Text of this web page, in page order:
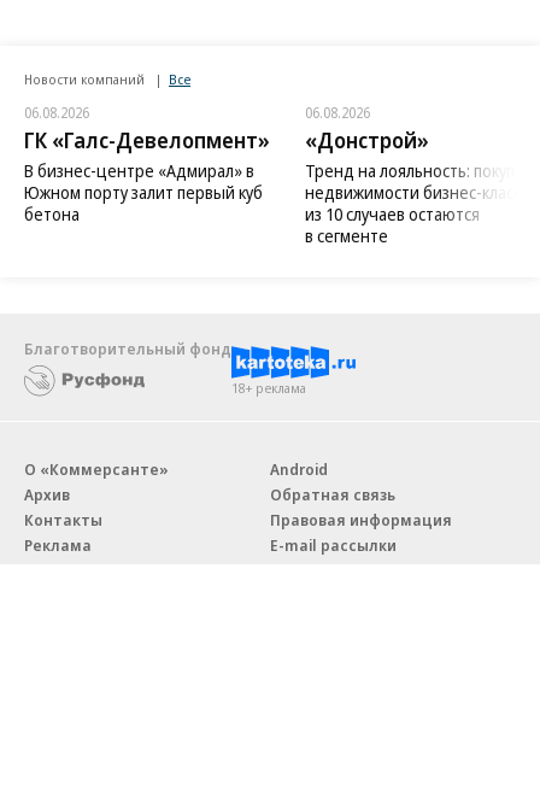
Новости компаний Все
06.08.2026
ГК «Галс-Девелопмент»
В бизнес-центре «Адмирал» в
Южном порту залит первый куб
бетона
06.08.2026
«Донстрой»
Тренд на лояльность:
недвижимости бизнес-класса
из 10 случаев остаются
в сегменте
Благотворительный фонд
18+ реклама
О «Коммерсанте»
Архив
Контакты
Реклама
Android
Обратная связь
Правовая информация
E-mail рассылки